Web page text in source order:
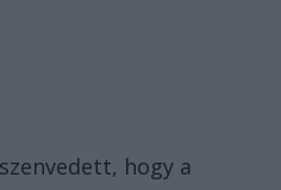
hogy a